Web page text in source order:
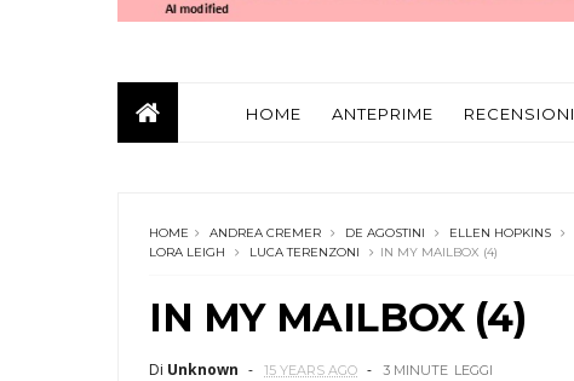
HOME ANTEPRIME RECENSIONI
HOME ANDREA CREMER DE AGOSTINI ELLEN HOPKINS
LORA LEIGH
LUCA TERENZONI IN MY MAILBOX (4)
IN MY MAILBOX (4)
Di Unknown 15 YEARS AGO 3 MINUTE LEGGI